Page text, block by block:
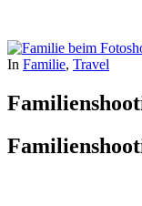
In Familie, Travel